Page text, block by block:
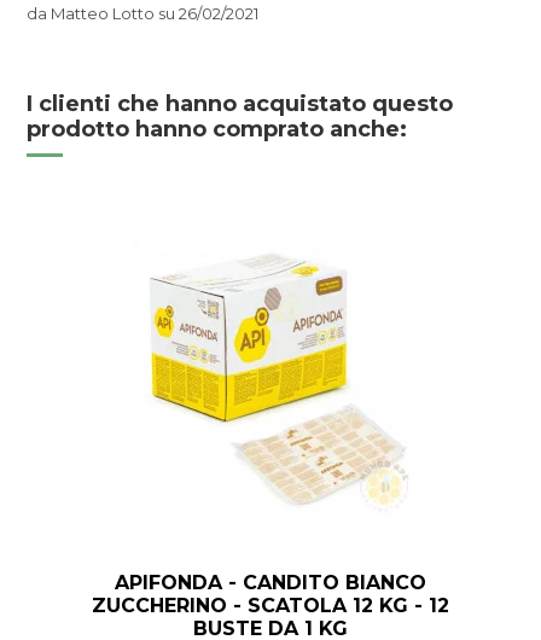
da Matteo Lotto su26/02/2021
I clienti che hanno acquistato questo
prodotto hanno comprato anche:
APIFONDA - CANDITO BIANCO
ZUCCHERINO - SCATOLA 12 KG - 12
BUSTE DA 1 KG